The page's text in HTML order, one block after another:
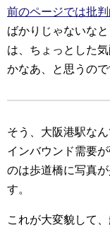
前のページでは批
ばかりじゃないな
は、ちょっとした
かなあ、と思うので
そう、大阪港駅な
インバウンド需要
のは歩道橋に写真
す。
これが大変貌して